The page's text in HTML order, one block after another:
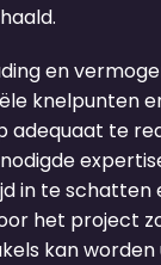
en
knelpunten
adequaat te
in te schatten
het project
kan worden